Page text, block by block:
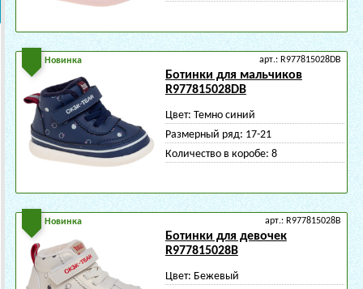
Новинка арт.: R977815028DB
Ботинки для мальчиков
R977815028DB
Цвет: Темно синий
Размерный ряд: 17-21
Количество в коробе: 8
Новинка арт.: R977815028B
Ботинки для девочек
R977815028B
Цвет: Бежевый